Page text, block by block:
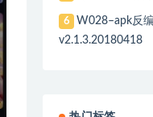
6
W028–apk反
v2.1.3.20180418